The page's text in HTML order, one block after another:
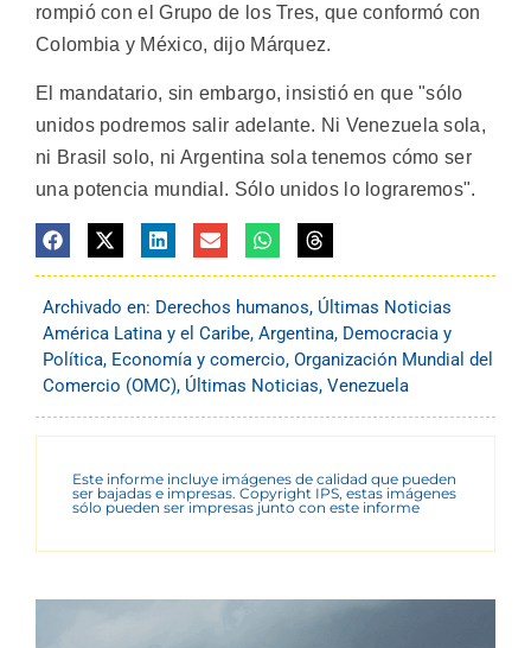
rompió con el Grupo de los Tres, que conformó con
Colombia y México, dijo Márquez.
El mandatario, sin embargo, insistió en que "sólo
unidos podremos salir adelante. Ni Venezuela sola,
ni Brasil solo, ni Argentina sola tenemos cómo ser
una potencia mundial. Sólo unidos lo lograremos".
Archivado en: Derechos humanos, Últimas Noticias
América Latina y el Caribe, Argentina, Democracia y
Política, Economía y comercio, Organización Mundial del
Comercio (OMC), Últimas Noticias, Venezuela
Este informe incluye imágenes de calidad que pueden
ser bajadas e impresas. Copyright IPS, estas imágenes
sólo pueden ser impresas junto con este informe